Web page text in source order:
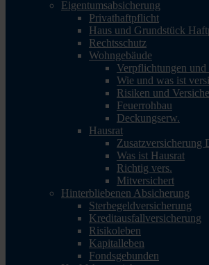
Eigentumsabsicherung
Privathaftpflicht
Haus und Grundstück
Rechtsschutz
Wohngebäude
Verpflichtungen und
Wie und was ist
Risiken und
Feuerrohbau
Deckungserw.
Hausrat
Zusatzversicherung
Was ist Hausrat
Richtig vers.
Mitversichert
Hinterbliebenen Absicherung
Sterbegeldversicherung
Kreditausfallversicherung
Risikoleben
Kapitalleben
Fondsgebunden